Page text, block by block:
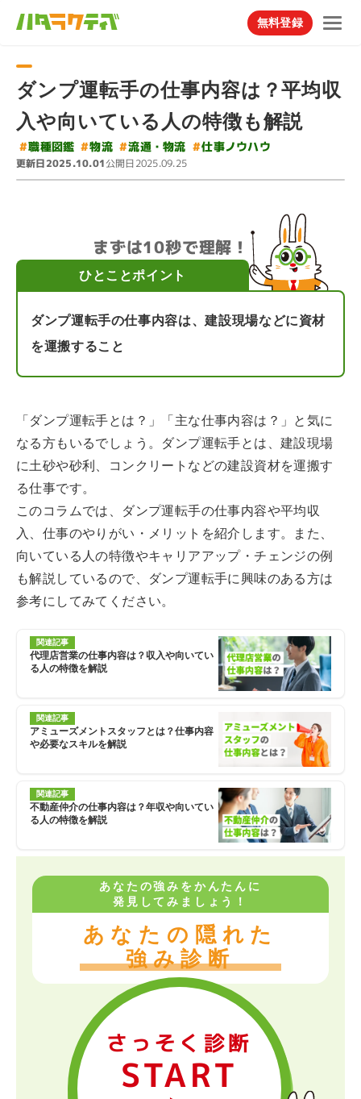
無料登録
ダンプ運転手の仕事内容は？平均収
入や向いている人の特徴も解説
#職種図鑑 #物流 #流通・物流 #仕事ノウハウ
更新日2025.10.01公開日2025.09.25
まずは10秒で理解！
ひとことポイント
ダンプ運転手の仕事内容は、建設現場などに資材
を運搬すること
「ダンプ運転手とは？」「主な仕事内容は？」と気に
なる方もいるでしょう。ダンプ運転手とは、建設現場
に土砂や砂利、コンクリートなどの建設資材を運搬す
る仕事です。
このコラムでは、ダンプ運転手の仕事内容や平均収
入、仕事のやりがい・メリットを紹介します。また、
向いている人の特徴やキャリアアップ・チェンジの例
も解説しているので、ダンプ運転手に興味のある方は
参考にしてみてください。
関連記事
代理店営業の仕事内容は？収入や向いてい
る人の特徴を解説
関連記事
アミューズメントスタッフとは？仕事内容
や必要なスキルを解説
関連記事
不動産仲介の仕事内容は？年収や向いてい
る人の特徴を解説
あなたの強みをかんたんに
発見してみましょう！
あなたの隠れた
強み診断
さっそく診断
START